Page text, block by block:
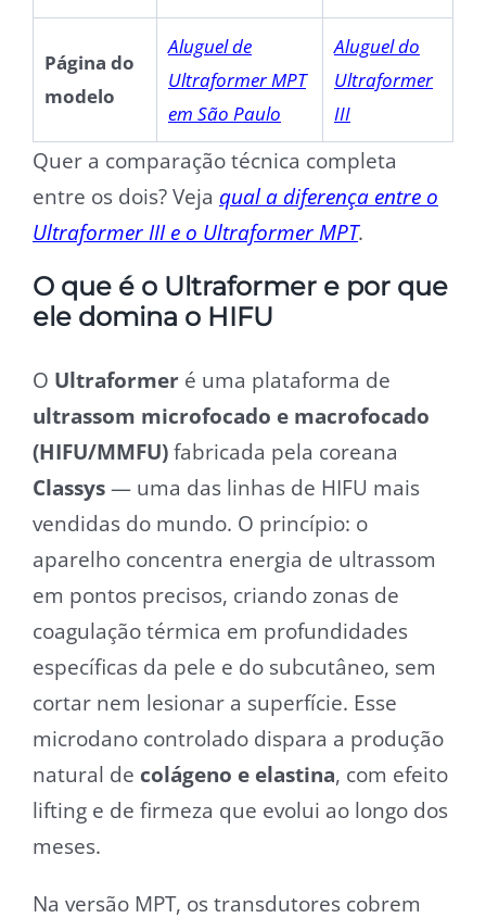
Página do
modelo
Aluguel de
Ultraformer MPT
em São Paulo
Aluguel do
Ultraformer
III
Quer a comparação técnica completa
entre os dois? Veja qual a diferença entre o
Ultraformer III e o Ultraformer MPT.
O que é o Ultraformer e por que
ele domina o HIFU
O Ultraformer é uma plataforma de
ultrassom microfocado e macrofocado
(HIFU/MMFU) fabricada pela coreana
Classys — uma das linhas de HIFU mais
vendidas do mundo. O princípio: o
aparelho concentra energia de ultrassom
em pontos precisos, criando zonas de
coagulação térmica em profundidades
específicas da pele e do subcutâneo, sem
cortar nem lesionar a superfície. Esse
microdano controlado dispara a produção
natural de colágeno e elastina, com efeito
lifting e de firmeza que evolui ao longo dos
meses.
Na versão MPT, os transdutores cobrem